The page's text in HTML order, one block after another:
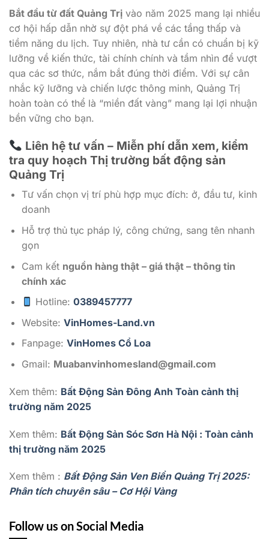
Bắt đầu từ đất Quảng Trị vào năm 2025 mang lại nhiều
cơ hội hấp dẫn nhờ sự đột phá về các tầng thấp và
tiềm năng du lịch. Tuy nhiên, nhà tư cần có chuẩn bị kỹ
lưỡng về kiến ​​thức, tài chính chính và tầm nhìn để vượt
qua các sơ thức, nắm bắt đúng thời điểm. Với sự cân
nhắc kỹ lưỡng và chiến lược thông minh, Quảng Trị
hoàn toàn có thể là “miền đất vàng” mang lại lợi nhuận
bền vững cho bạn.
Liên hệ tư vấn – Miễn phí dẫn xem, kiểm
tra quy hoạch Thị trường bất động sản
Quảng Trị
Tư vấn chọn vị trí phù hợp mục đích: ở, đầu tư, kinh
doanh
Hỗ trợ thủ tục pháp lý, công chứng, sang tên nhanh
gọn
Cam kết nguồn hàng thật – giá thật – thông tin
chính xác
Hotline:0389457777
Website: VinHomes-Land.vn
Fanpage: VinHomes Cổ Loa
Gmail: Muabanvinhomesland@gmail.com
Xem thêm: Bất Động Sản Đông Anh Toàn cảnh thị
trường năm 2025
Xem thêm: Bất Động Sản Sóc Sơn Hà Nội : Toàn cảnh
thị trường năm 2025
Xem thêm : Bất Động Sản Ven Biển Quảng Trị 2025:
Phân tích chuyên sâu – Cơ Hội Vàng
Follow us on Social Media